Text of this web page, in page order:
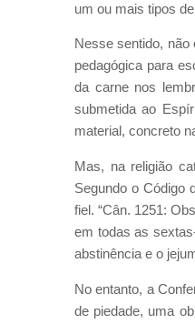
um ou mais tipos
Nesse sentido,
pedagógica para
da carne nos
submetida ao
material, concreto
Mas, na religião
Segundo o Código
fiel. “Cân. 1251:
em todas as
abstinência e o
No entanto, a
de piedade, uma